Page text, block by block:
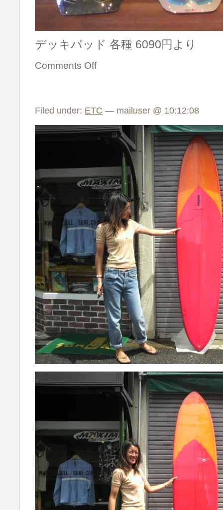
デッキパッド 各種 6090円より
Comments Off
Filed under: ETC — mailuser @ 10:12:08